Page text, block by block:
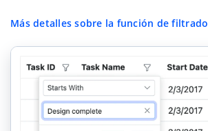
Más detalles sobre la función de filtrado